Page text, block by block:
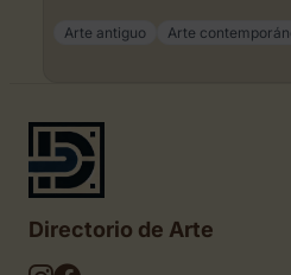
Arte antiguo Arte
Directorio de Arte